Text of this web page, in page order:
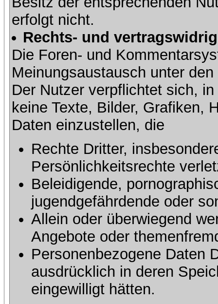
erfolgt nicht.
Rechts- und
Die Foren- und
Meinungsaustausch unter
Der Nutzer verpflichtet sich,
keine Texte, Bilder, Grafiken,
Daten einzustellen, die
Rechte Dritter,
Persönlichkeitsrechte
Beleidigende,
jugendgefährdende oder
Allein oder überwiegend
Angebote oder
Personenbezogene Daten
ausdrücklich in deren
eingewilligt hätten.